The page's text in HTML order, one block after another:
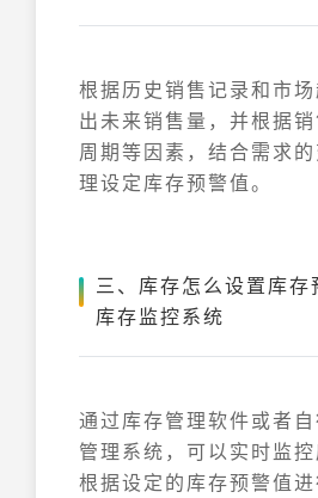
根据历史销售记录和市
出未来销售量，并根据
周期等因素，结合需求
理设定库存预警值。
三、库存怎么设置库
库存监控系统
通过库存管理软件或者
管理系统，可以实时监
根据设定的库存预警值进